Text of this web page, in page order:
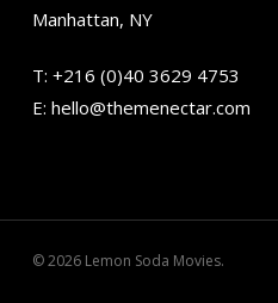
Manhattan, NY
T: +216 (0)40 3629 4753
E: hello@themenectar.com
© 2026 Lemon Soda Movies.